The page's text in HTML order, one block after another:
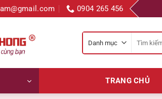
0904 265 456
kiếm
cho:
TRANG CHỦ